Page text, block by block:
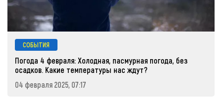
СОБЫТИЯ
Погода 4 февраля: Холодная, пасмурная погода, без
осадков. Какие температуры нас ждут?
04 февраля 2025, 07:17